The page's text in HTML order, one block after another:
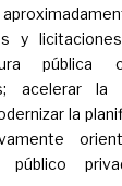
y
pública
acelerar la
la
público